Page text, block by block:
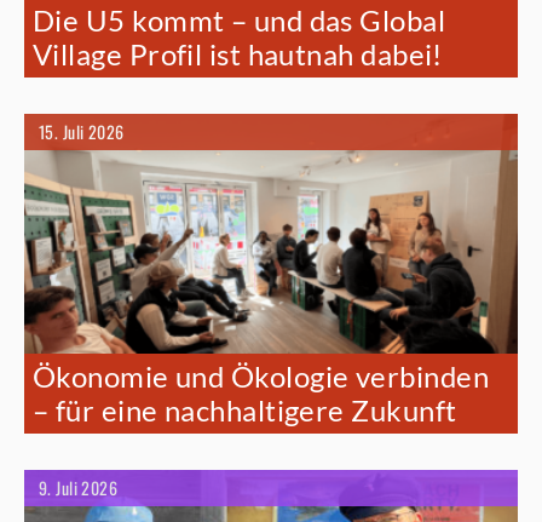
Die U5 kommt – und das Global
Village Profil ist hautnah dabei!
15. Juli 2026
Ökonomie und Ökologie verbinden
– für eine nachhaltigere Zukunft
9. Juli 2026